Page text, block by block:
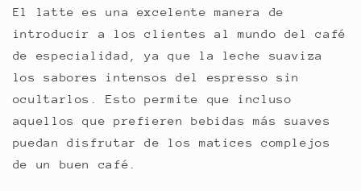
El latte es una excelente manera de
introducir a los clientes al mundo del café
de especialidad, ya que la leche suaviza
los sabores intensos del espresso sin
ocultarlos. Esto permite que incluso
aquellos que prefieren bebidas más suaves
puedan disfrutar de los matices complejos
de un buen café.